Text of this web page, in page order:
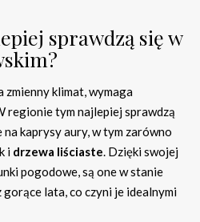
sprawdzą się w
zmienny klimat, wymaga
regionie tym najlepiej sprawdzą
kaprysy aury, w tym zarówno
i drzewa liściaste. Dzięki swojej
pogodowe, są one w stanie
lata, co czyni je idealnymi